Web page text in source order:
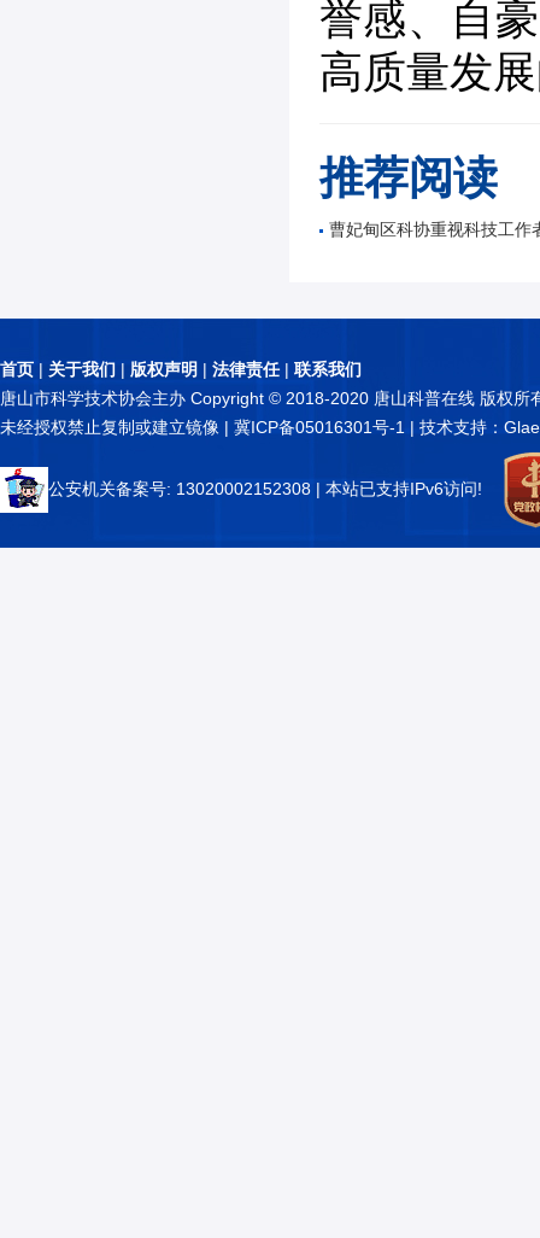
誉感、自
高质量发
推荐阅读
曹妃甸区科协重视科技工作
首页 | 关于我们 | 版权声明 | 法律责任| 联系我们
唐山市科学技术协会主办 Copyright © 2018-2020 唐山科普在线 版权所
未经授权禁止复制或建立镜像 | 冀ICP备05016301号-1 | 技术支持：
公安机关备案号: 13020002152308 | 本站已支持IPv6访问!